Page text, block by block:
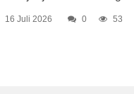
16 Juli 2026 0 53